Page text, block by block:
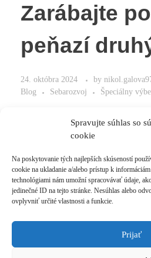
Spravujte súhlas so
cookie
Na poskytovanie tých najlepších skúseností
cookie na ukladanie a/alebo prístup k
technológiami nám umožní spracovávať údaje,
jedinečné ID na tejto stránke. Nesúhlas alebo
ovplyvniť určité vlastnosti a funkcie.
Prijať
Zarábajte
peňazí
24. októbra 2024 by
Blog
Sebarozvoj Špeciálny
Zarábajte pomocou peňazí
Read More